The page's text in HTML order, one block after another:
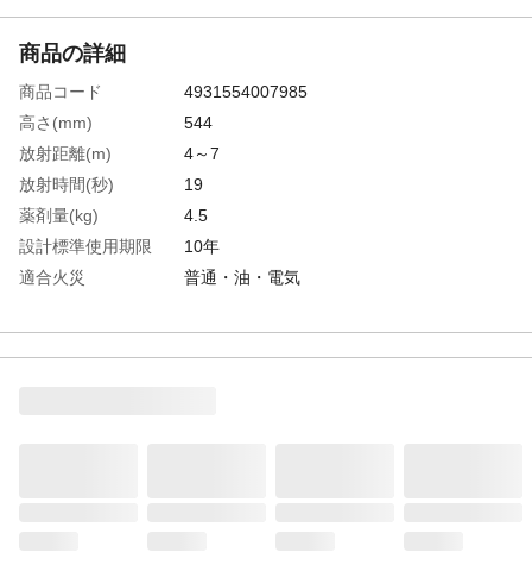
商品の詳細
商品コード
4931554007985
高さ(mm)
544
放射距離(m)
4～7
放射時間(秒)
19
薬剤量(kg)
4.5
設計標準使用期限
10年
適合火災
普通・油・電気
重さ
7.400KG